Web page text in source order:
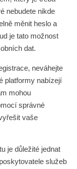
nebudete nikde
měnit heslo a
je tato možnost
dat.
neváhejte
platformy nabízejí
mohou
správné
vaše
je důležité jednat
služeb